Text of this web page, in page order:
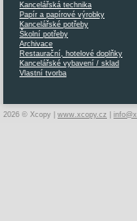
Kancelářská technika
Papír a papírové výrobky
Kancelářské potřeby
Školní potřeby
Archivace
Restaurační, hotelové doplňky
Kancelářské vybavení / sklad
Vlastní tvorba
2026 © Xcopy | www.xcopy.cz